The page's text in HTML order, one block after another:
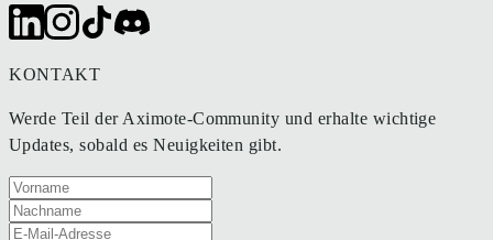
KONTAKT
Werde Teil der Aximote-Community und erhalte wichtige
Updates, sobald es Neuigkeiten gibt.